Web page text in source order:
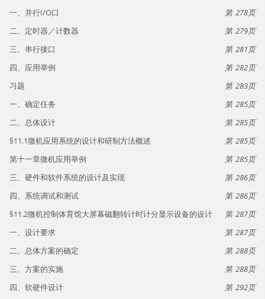
一、并行I/O口
278
二、定时器／计数器
279
三、串行接口
281
四、应用举例
282
习题
283
一、确定任务
285
二、总体设计
285
§11.1微机应用系统的设计和研制方法概述
285
第十一章微机应用举例
285
三、硬件和软件系统的设计及实现
286
四、系统调试和测试
286
§11.2微机控制体育馆大屏幕磁翻转计时计分显示设备的设计
287
一、设计要求
287
二、总体方案的确定
288
三、方案的实施
288
四、软硬件设计
292